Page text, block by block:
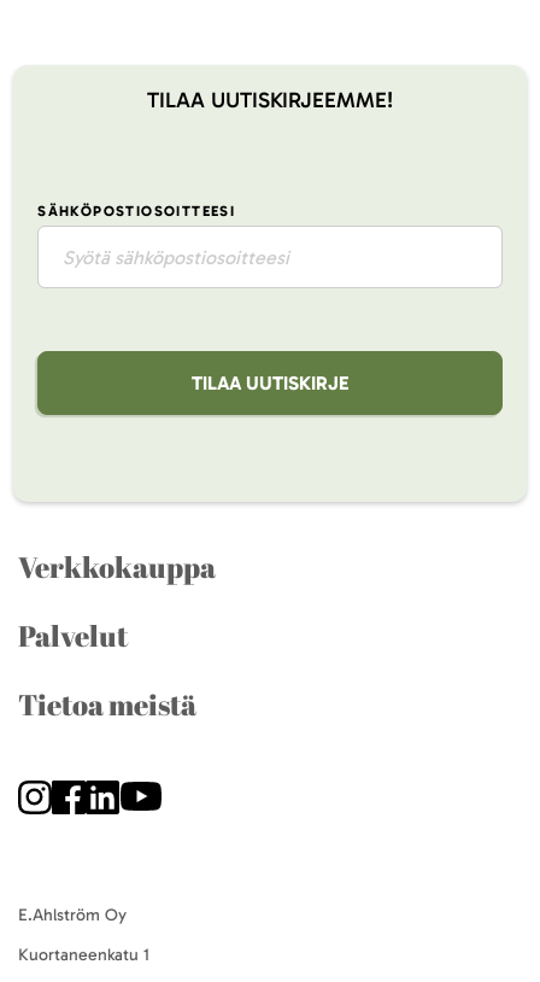
TILAA UUTISKIRJEEMME!
SÄHKÖPOSTIOSOITTEESI
TILAA UUTISKIRJE
Verkkokauppa
Palvelut
Tietoa meistä
E.Ahlström Oy
Kuortaneenkatu 1